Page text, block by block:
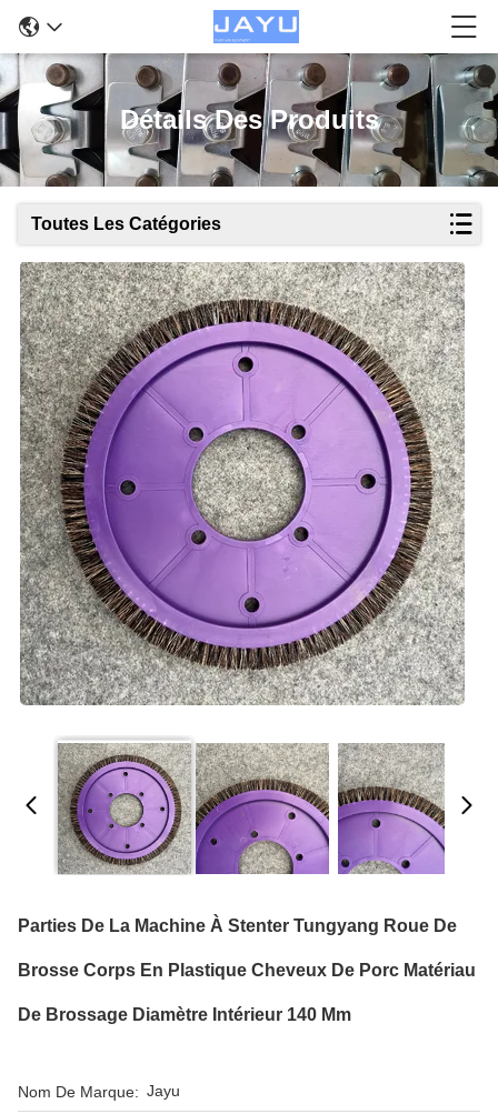
Détails Des Produits
Toutes Les Catégories
Parties De La Machine À Stenter Tungyang Roue De
Brosse Corps En Plastique Cheveux De Porc Matériau
De Brossage Diamètre Intérieur 140 Mm
Nom De Marque: Jayu